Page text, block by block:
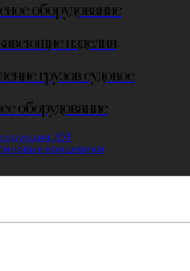
оборудование
изделия
грузов судовое
оборудование
JDT
концевики